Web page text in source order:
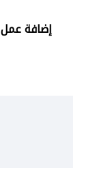
إضافة عمل